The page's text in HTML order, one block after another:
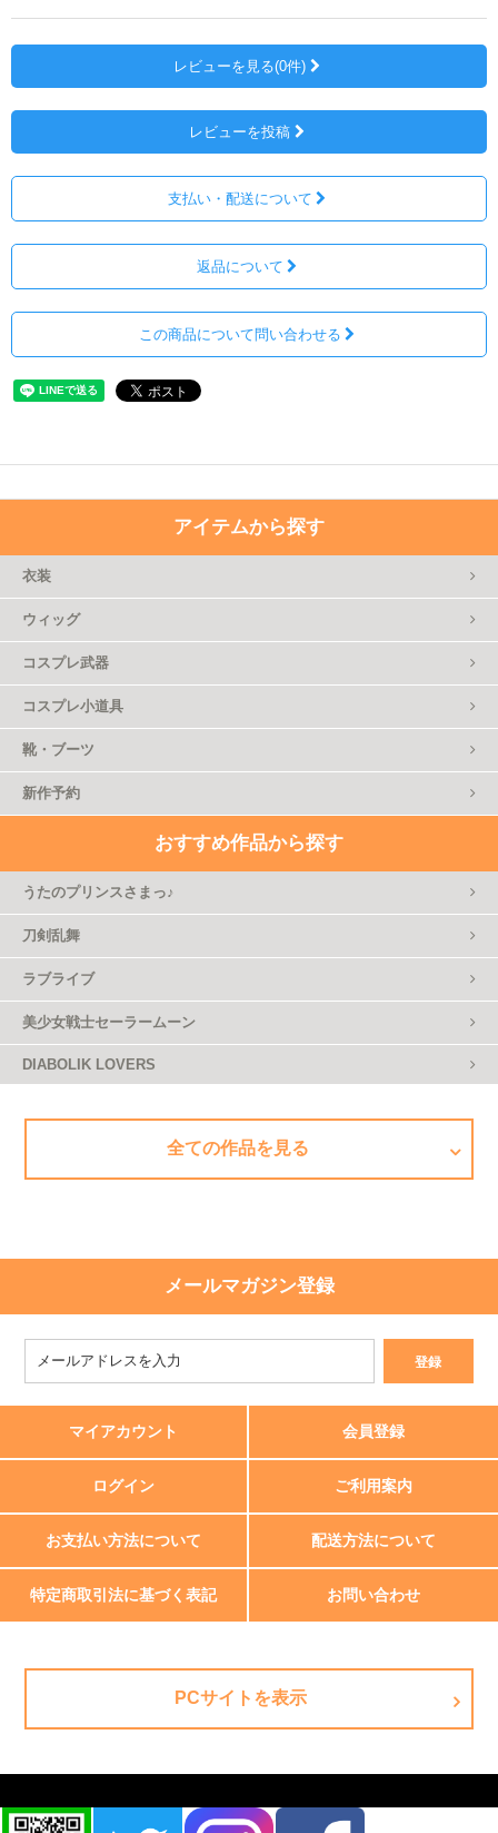
レビューを見る(0件)
レビューを投稿
支払い・配送について
返品について
この商品について問い合わせる
アイテムから探す
衣装
ウィッグ
コスプレ武器
コスプレ小道具
靴・ブーツ
新作予約
おすすめ作品から探す
うたのプリンスさまっ♪
刀剣乱舞
ラブライブ
美少女戦士セーラームーン
DIABOLIK LOVERS
全ての作品を見る
メールマガジン登録
マイアカウント 会員登録
ログイン ご利用案内
お支払い方法について 配送方法について
特定商取引法に基づく表記 お問い合わせ
PCサイトを表示